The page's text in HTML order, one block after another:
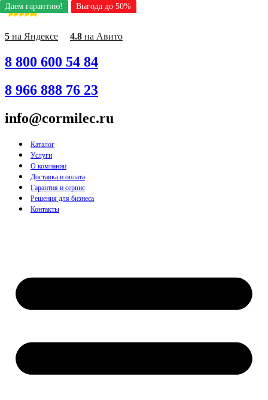
Перейти
к
содержимому
5 на Яндексе 4.8 на Авито
8 800 600 54 84
8 966 888 76 23
info@cormilec.ru
Каталог
Услуги
О компании
Доставка и оплата
Гарантия и сервис
Решения для бизнеса
Контакты
Даем гарантию! Выгода до 50%
Даем гарантию! Выгода до 50%
Даем гарантию! Выгода до 50%
Даем гарантию! Выгода до 50%
Даем гарантию! Выгода до 50%
Даем гарантию! Выгода до 50%
Даем гарантию! Выгода до 50%
Даем гарантию! Выгода до 50%
Даем гарантию! Выгода до 50%